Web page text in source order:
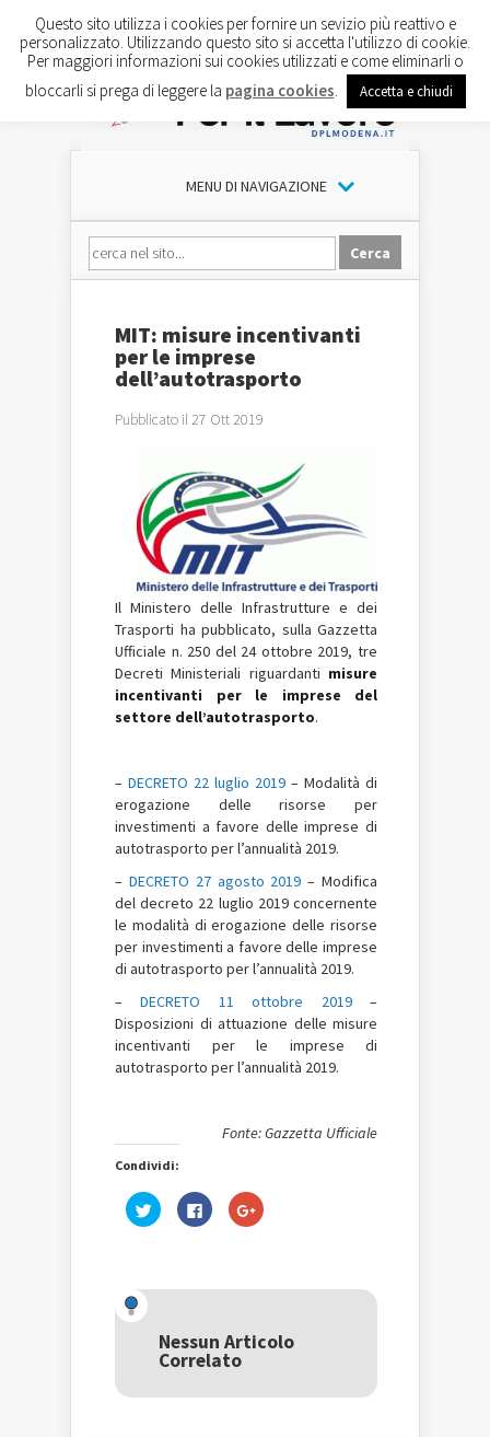
MENU DI NAVIGAZIONE
MIT: misure incentivanti
per le imprese
dell’autotrasporto
Pubblicato il 27 Ott 2019
Il Ministero delle Infrastrutture e dei
Trasporti ha pubblicato, sulla Gazzetta
Ufficiale n. 250 del 24 ottobre 2019, tre
Decreti Ministeriali riguardanti misure
incentivanti per le imprese del
settore dell’autotrasporto.
– DECRETO 22 luglio 2019 – Modalità di
erogazione delle risorse per
investimenti a favore delle imprese di
autotrasporto per l’annualità 2019.
– DECRETO 27 agosto 2019 – Modifica
del decreto 22 luglio 2019 concernente
le modalità di erogazione delle risorse
per investimenti a favore delle imprese
di autotrasporto per l’annualità 2019.
–DECRETO 11 ottobre 2019–
Disposizioni di attuazione delle misure
incentivanti per le imprese di
autotrasporto per l’annualità 2019.
Fonte: Gazzetta Ufficiale
Condividi:
Fai
clic
una
nuova
finestra)
Fai
clic
nuova
finestra)
Fai
clic
una
nuova
Nessun Articolo
Correlato
Questo sito utilizza i cookies per fornire un sevizio più reattivo e
personalizzato. Utilizzando questo sito si accetta l'utilizzo di cookie.
Per maggiori informazioni sui cookies utilizzati e come eliminarli o
bloccarli si prega di leggere la pagina cookies Accetta e chiudi